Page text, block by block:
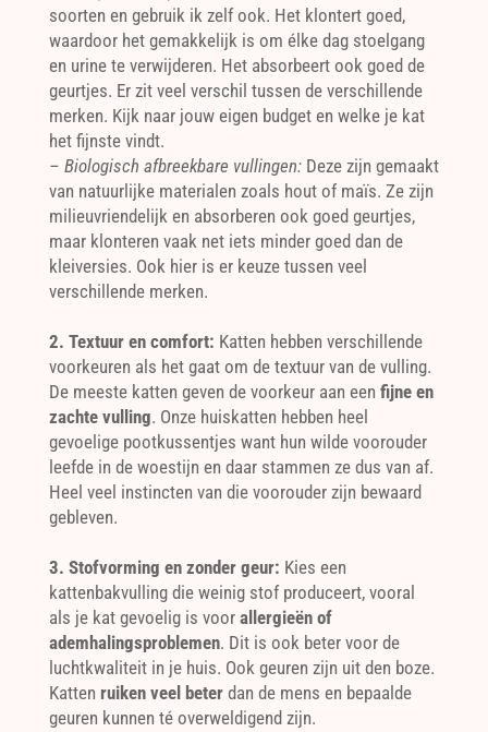
soorten en gebruik ik zelf ook. Het klontert goed,
waardoor het gemakkelijk is om élke dag stoelgang
en urine te verwijderen. Het absorbeert ook goed de
geurtjes. Er zit veel verschil tussen de verschillende
merken. Kijk naar jouw eigen budget en welke je kat
het fijnste vindt.
– Biologisch afbreekbare vullingen:Deze zijn gemaakt
van natuurlijke materialen zoals hout of maïs. Ze zijn
milieuvriendelijk en absorberen ook goed geurtjes,
maar klonteren vaak net iets minder goed dan de
kleiversies. Ook hier is er keuze tussen veel
verschillende merken.
2. Textuur en comfort: Katten hebben verschillende
voorkeuren als het gaat om de textuur van de vulling.
De meeste katten geven de voorkeur aan een fijne en
zachte vulling. Onze huiskatten hebben heel
gevoelige pootkussentjes want hun wilde voorouder
leefde in de woestijn en daar stammen ze dus van af.
Heel veel instincten van die voorouder zijn bewaard
gebleven.
3. Stofvorming en zonder geur: Kies een
kattenbakvulling die weinig stof produceert, vooral
als je kat gevoelig is voor allergieën of
ademhalingsproblemen. Dit is ook beter voor de
luchtkwaliteit in je huis. Ook geuren zijn uit den boze.
Katten ruiken veel beterdan de mens en bepaalde
geuren kunnen té overweldigend zijn.